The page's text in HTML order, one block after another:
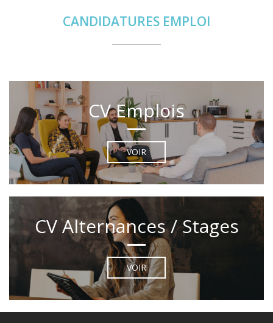
CANDIDATURES EMPLOI
CV Emplois
VOIR
CV Alternances / Stages
VOIR